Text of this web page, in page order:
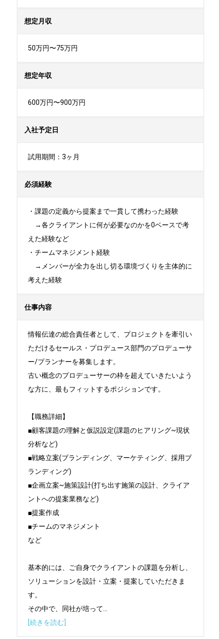
想定月収
50万円〜75万円
想定年収
600万円〜900万円
入社予定日
試用期間：3ヶ月
必須経験
・課題の定義から提案まで一貫して携わった経験
→各クライアントに何が必要なのかを0ベースで考
えた経験など
・チームマネジメント経験
→メンバーが全力を出し切る環境づくりを主体的に
考えた経験
仕事内容
情報伝達の総合責任者として、プロジェクトを牽引い
ただけるセールス・プロデュース部門のプロデューサ
ー/プランナーを募集します。
古い概念のプロデューサーの枠を超えていきたいよう
な方に、最もフィットするポジションです。
【職務詳細】
■顧客課題の理解と仮説設定(課題のヒアリング~現状
分析など)
■戦略立案(ブランディング、マーケティング、採用ブ
ランディング)
■企画立案~施策設計(打ち出す施策の設計、クライア
ントへの提案業務など)
■提案作成
■チームのマネジメント
など
基本的には、ご自身でクライアントの課題を分析し、
ソリューションを設計・立案・提案していただきま
す。
その中で、同社が培って
[続きを読む]